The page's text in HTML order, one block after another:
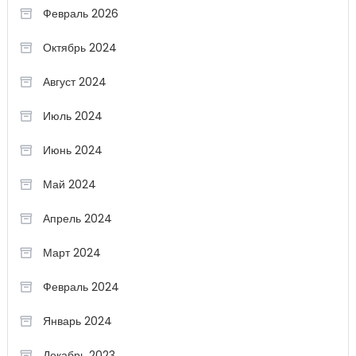
Февраль 2026
Октябрь 2024
Август 2024
Июль 2024
Июнь 2024
Май 2024
Апрель 2024
Март 2024
Февраль 2024
Январь 2024